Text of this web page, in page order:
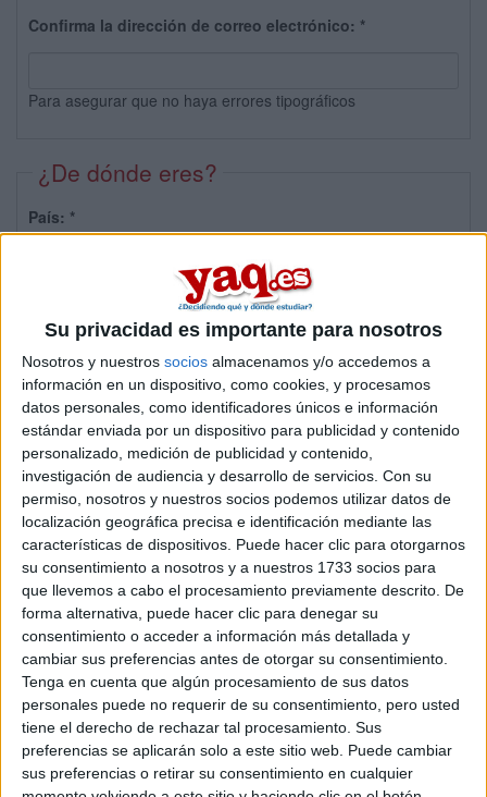
Su privacidad es importante para nosotros
Nosotros y nuestros socios almacenamos y/o accedemos a
información en un dispositivo, como cookies, y procesamos
datos personales, como identificadores únicos e información
estándar enviada por un dispositivo para publicidad y contenido
personalizado, medición de publicidad y contenido,
investigación de audiencia y desarrollo de servicios. Con su
permiso, nosotros y nuestros socios podemos utilizar datos de
localización geográfica precisa e identificación mediante las
características de dispositivos. Puede hacer clic para otorgarnos
su consentimiento a nosotros y a nuestros 1733 socios para
que llevemos a cabo el procesamiento previamente descrito. De
forma alternativa, puede hacer clic para denegar su
consentimiento o acceder a información más detallada y
cambiar sus preferencias antes de otorgar su consentimiento.
Tenga en cuenta que algún procesamiento de sus datos
personales puede no requerir de su consentimiento, pero usted
tiene el derecho de rechazar tal procesamiento. Sus
preferencias se aplicarán solo a este sitio web. Puede cambiar
sus preferencias o retirar su consentimiento en cualquier
Confirma la dirección de correo electrónico: *
Para asegurar que no haya errores tipográficos
¿De dónde eres?
País: *
Sobre ti
Soy:*
Chico
Chica
¿En qué año terminas (o terminaste) bachillerato o FP?
Soy estudiante de:*
Términos y Condiciones de Uso